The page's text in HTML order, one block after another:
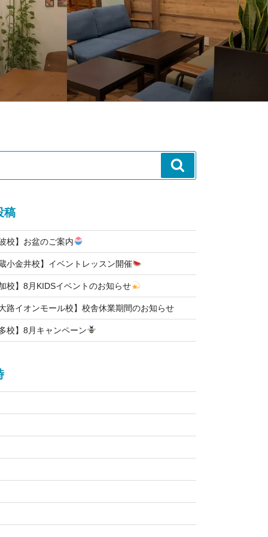
索
稿
校】お盆のご案内
蔵小金井校】イベントレッスン開催
加校】8月KIDSイベントのお知らせ
大路イオンモール校】校舎休業期間のお知らせ
校】8月キャンペーン